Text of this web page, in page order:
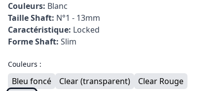
Couleurs: Blanc
Taille Shaft: N°1 - 13mm
Caractéristique: Locked
Forme Shaft: Slim
Couleurs :
Bleu foncé Clear (transparent)
Clear Rouge